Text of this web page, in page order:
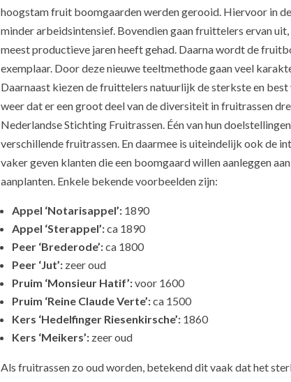
hoogstam fruit boomgaarden werden gerooid. Hiervoor in
minder arbeidsintensief. Bovendien gaan fruittelers ervan
meest productieve jaren heeft gehad. Daarna wordt de
exemplaar. Door deze nieuwe teeltmethode gaan veel
Daarnaast kiezen de fruittelers natuurlijk de sterkste en
weer dat er een groot deel van de diversiteit in fruitrassen
Nederlandse Stichting Fruitrassen. Één van hun
verschillende fruitrassen. En daarmee is uiteindelijk ook de
vaker geven klanten die een boomgaard willen aanleggen
aanplanten. Enkele bekende voorbeelden zijn:
Appel ‘Notarisappel’: 1890
Appel ‘Sterappel’:ca 1890
Peer ‘Brederode’:ca 1800
Peer ‘Jut’: zeer oud
Pruim ‘Monsieur Hatif’:voor 1600
Pruim ‘Reine Claude Verte’:ca 1500
Kers ‘Hedelfinger Riesenkirsche’: 1860
Kers ‘Meikers’: zeer oud
Als fruitrassen zo oud worden, betekend dit vaak dat het